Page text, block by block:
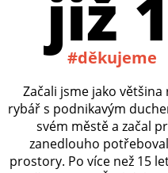
#děkujeme
Začali jsme jako
rybář s podnikavým
svém městě a začal
zanedlouho
prostory. Po více než 15